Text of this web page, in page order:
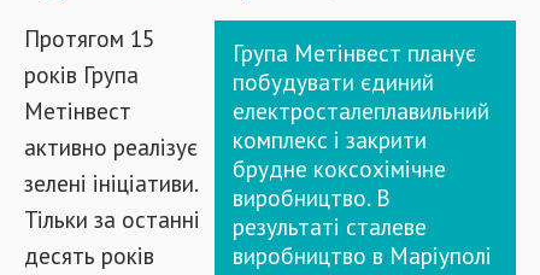
Група Метінвест планує
побудувати єдиний
електросталеплавильний
комплекс і закрити
брудне коксохімічне
виробництво. В
результаті сталеве
виробництво в Маріуполі
Протягом 15
років Група
Метінвест
активно реалізує
зелені ініціативи.
Тільки за останні
десять років